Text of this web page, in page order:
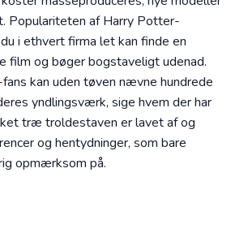
Populariteten af Harry Potter-
i ethvert firma let kan finde en
film og bøger bogstaveligt udenad.
kan uden tøven nævne hundrede
yndlingsværk, sige hvem der har
træ troldestaven er lavet af og
og hentydninger, som bare
opmærksom på.